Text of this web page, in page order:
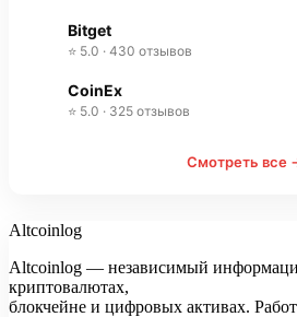
Bitget
⭐ 5.0 · 430 отзывов
CoinEx
⭐ 5.0 · 325 отзывов
Смотреть все
Altcoinlog
Altcoinlog — независимый
криптовалютах,
блокчейне и цифровых активах.